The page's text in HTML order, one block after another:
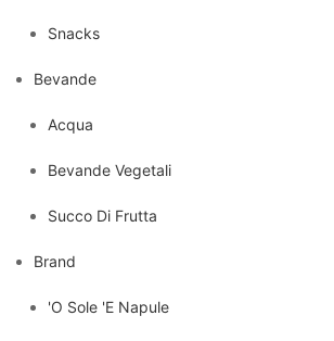
Snacks
Bevande
Acqua
Bevande Vegetali
Succo Di Frutta
Brand
'O Sole 'E Napule